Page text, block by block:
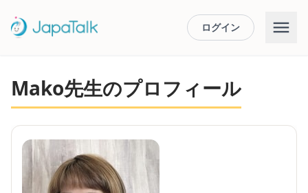
ログイン
Mako先生のプロフィール